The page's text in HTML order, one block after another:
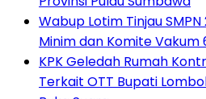
Wabup Lotim Tinjau
Minim dan Komite Vakum
KPK Geledah Rumah
Terkait OTT Bupati